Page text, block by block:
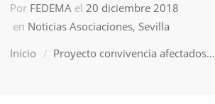
Por FEDEMA el 20 diciembre 2018
en Noticias Asociaciones, Sevilla
Inicio
Proyecto convivencia afectados...